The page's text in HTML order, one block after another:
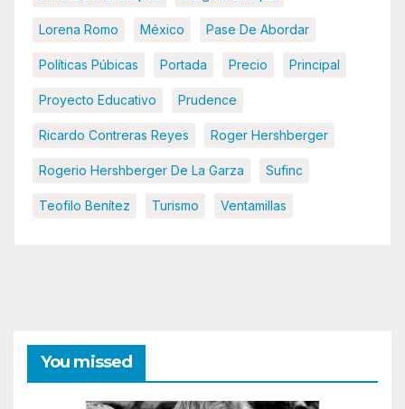
Lorena Romo México Pase De Abordar
Políticas Púbicas Portada Precio Principal
Proyecto Educativo Prudence
Ricardo Contreras Reyes Roger Hershberger
Rogerio Hershberger De La Garza Sufinc
Teofilo Benítez Turismo Ventamillas
You missed